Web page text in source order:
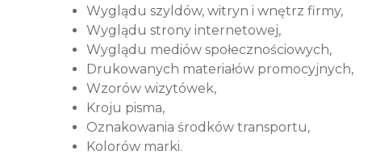
Wyglądu szyldów, witryn i wnętrz firmy,
Wyglądu strony internetowej,
Wyglądu mediów społecznościowych,
Drukowanych materiałów promocyjnych,
Wzorów wizytówek,
Kroju pisma,
Oznakowania środków transportu,
Kolorów marki.